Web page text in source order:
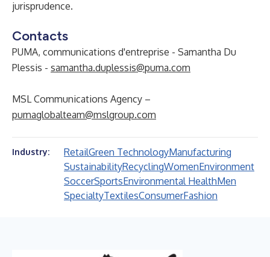
jurisprudence.
Contacts
PUMA, communications d'entreprise - Samantha Du
Plessis - samantha.duplessis@puma.com
MSL Communications Agency –
pumaglobalteam@mslgroup.com
Industry: RetailGreen TechnologyManufacturing
SustainabilityRecyclingWomenEnvironment
SoccerSportsEnvironmental HealthMen
SpecialtyTextilesConsumerFashion